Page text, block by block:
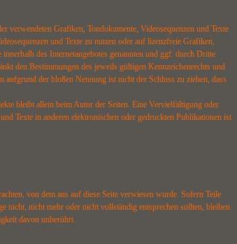
verwendeten Grafiken, Tondokumente, Videosequenzen und Texte
und Texte zu nutzen oder auf lizenzfreie Grafiken,
des Internetangebotes genannten und ggf. durch Dritte
den Bestimmungen des jeweils gültigen Kennzeichenrechts und
aufgrund der bloßen Nennung ist nicht der Schluss zu ziehen, dass
bleibt allein beim Autor der Seiten. Eine Vervielfältigung oder
Texte in anderen elektronischen oder gedruckten Publikationen ist
von dem aus auf diese Seite verwiesen wurde. Sofern Teile
nicht, nicht mehr oder nicht vollständig entsprechen sollten, bleiben
davon unberührt.